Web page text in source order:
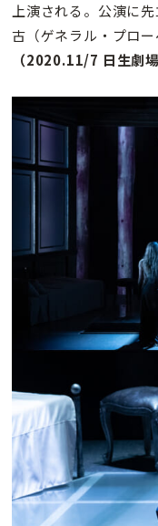
上演される。公演に
古（ゲネラル・プロー
（2020.11/7 日生劇